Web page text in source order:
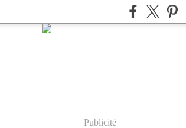
Publicité